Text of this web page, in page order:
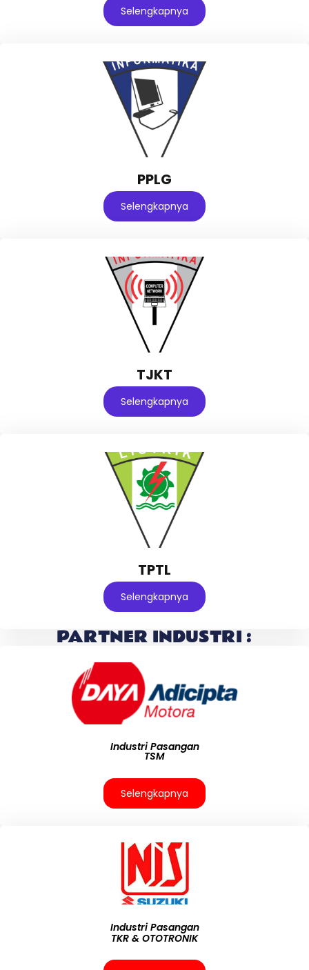
Selengkapnya
PPLG
Selengkapnya
TJKT
Selengkapnya
TPTL
Selengkapnya
PARTNER INDUSTRI :
Industri Pasangan
TSM
Selengkapnya
Industri Pasangan
TKR & OTOTRONIK